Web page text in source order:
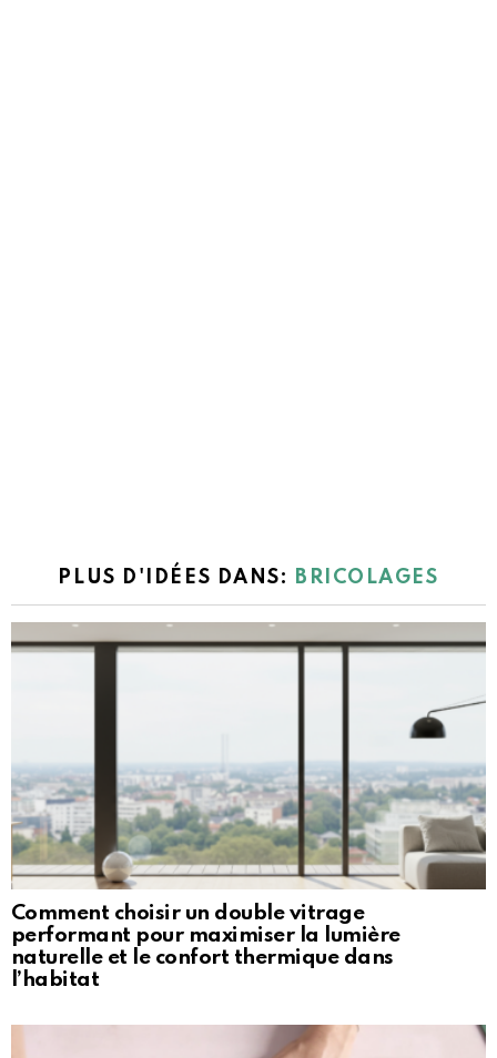
PLUS D'IDÉES DANS: BRICOLAGES
Comment choisir un double vitrage
performant pour maximiser la lumière
naturelle et le confort thermique dans
l’habitat